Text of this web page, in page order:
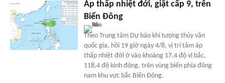
Áp thấp nhiệt đới, giật cấp 9, trên
Biển Đông
Theo Trung tâm Dự báo khí tượng thủy văn
quốc gia, hồi 19 giờ ngày 4/8, vị trí tâm áp
thấp nhiệt đới ở vào khoảng 17,4 độ vĩ bắc,
118,4 độ kinh đông, trên vùng biển phía đông
nam khu vực bắc Biển Đông.